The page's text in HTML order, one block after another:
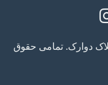
دوارک. تمامی حقوق